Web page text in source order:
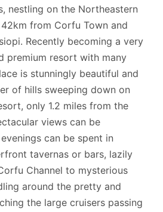
nestling on the Northeastern
from Corfu Town and
Recently becoming a very
premium resort with many
is stunningly beautiful and
of hills sweeping down on
only 1.2 miles from the
views can be
can be spent in
tavernas or bars, lazily
Channel to mysterious
around the pretty and
the large cruisers passing